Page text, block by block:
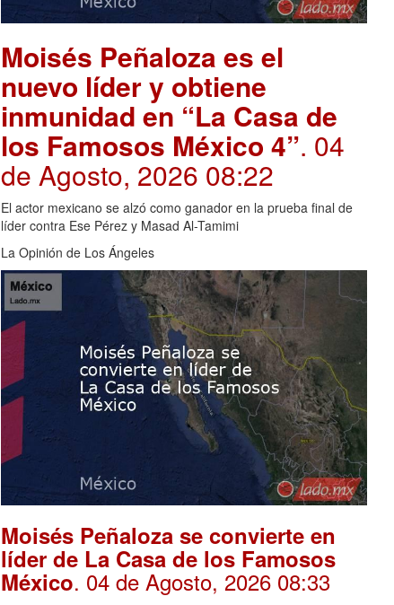
Moisés Peñaloza es el
nuevo líder y obtiene
inmunidad en “La Casa de
los Famosos México 4”. 04
de Agosto, 2026 08:22
El actor mexicano se alzó como ganador en la prueba final de
líder contra Ese Pérez y Masad Al-Tamimi
La Opinión de Los Ángeles
Moisés Peñaloza se convierte en
líder de La Casa de los Famosos
México. 04 de Agosto, 2026 08:33